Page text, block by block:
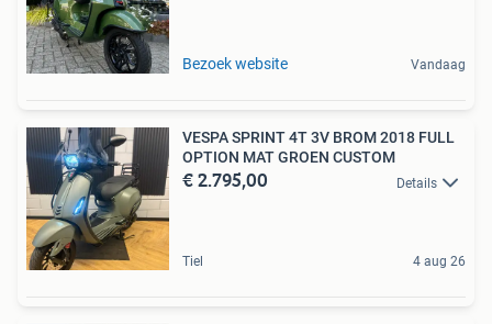
Bezoek website Vandaag
VESPA SPRINT 4T 3V BROM 2018 FULL
OPTION MAT GROEN CUSTOM
€ 2.795,00 Details
Tiel 4 aug 26